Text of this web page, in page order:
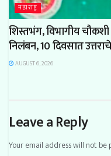
महाराष्ट्र
शिस्तभंग, विभागीय
निलंबन, 10 दिवसात
AUGUST 6, 2026
Leave a Reply
Your email address will not be